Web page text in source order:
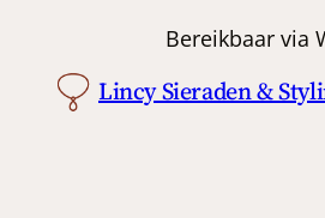
Bereikbaar
Lincy Sieraden &